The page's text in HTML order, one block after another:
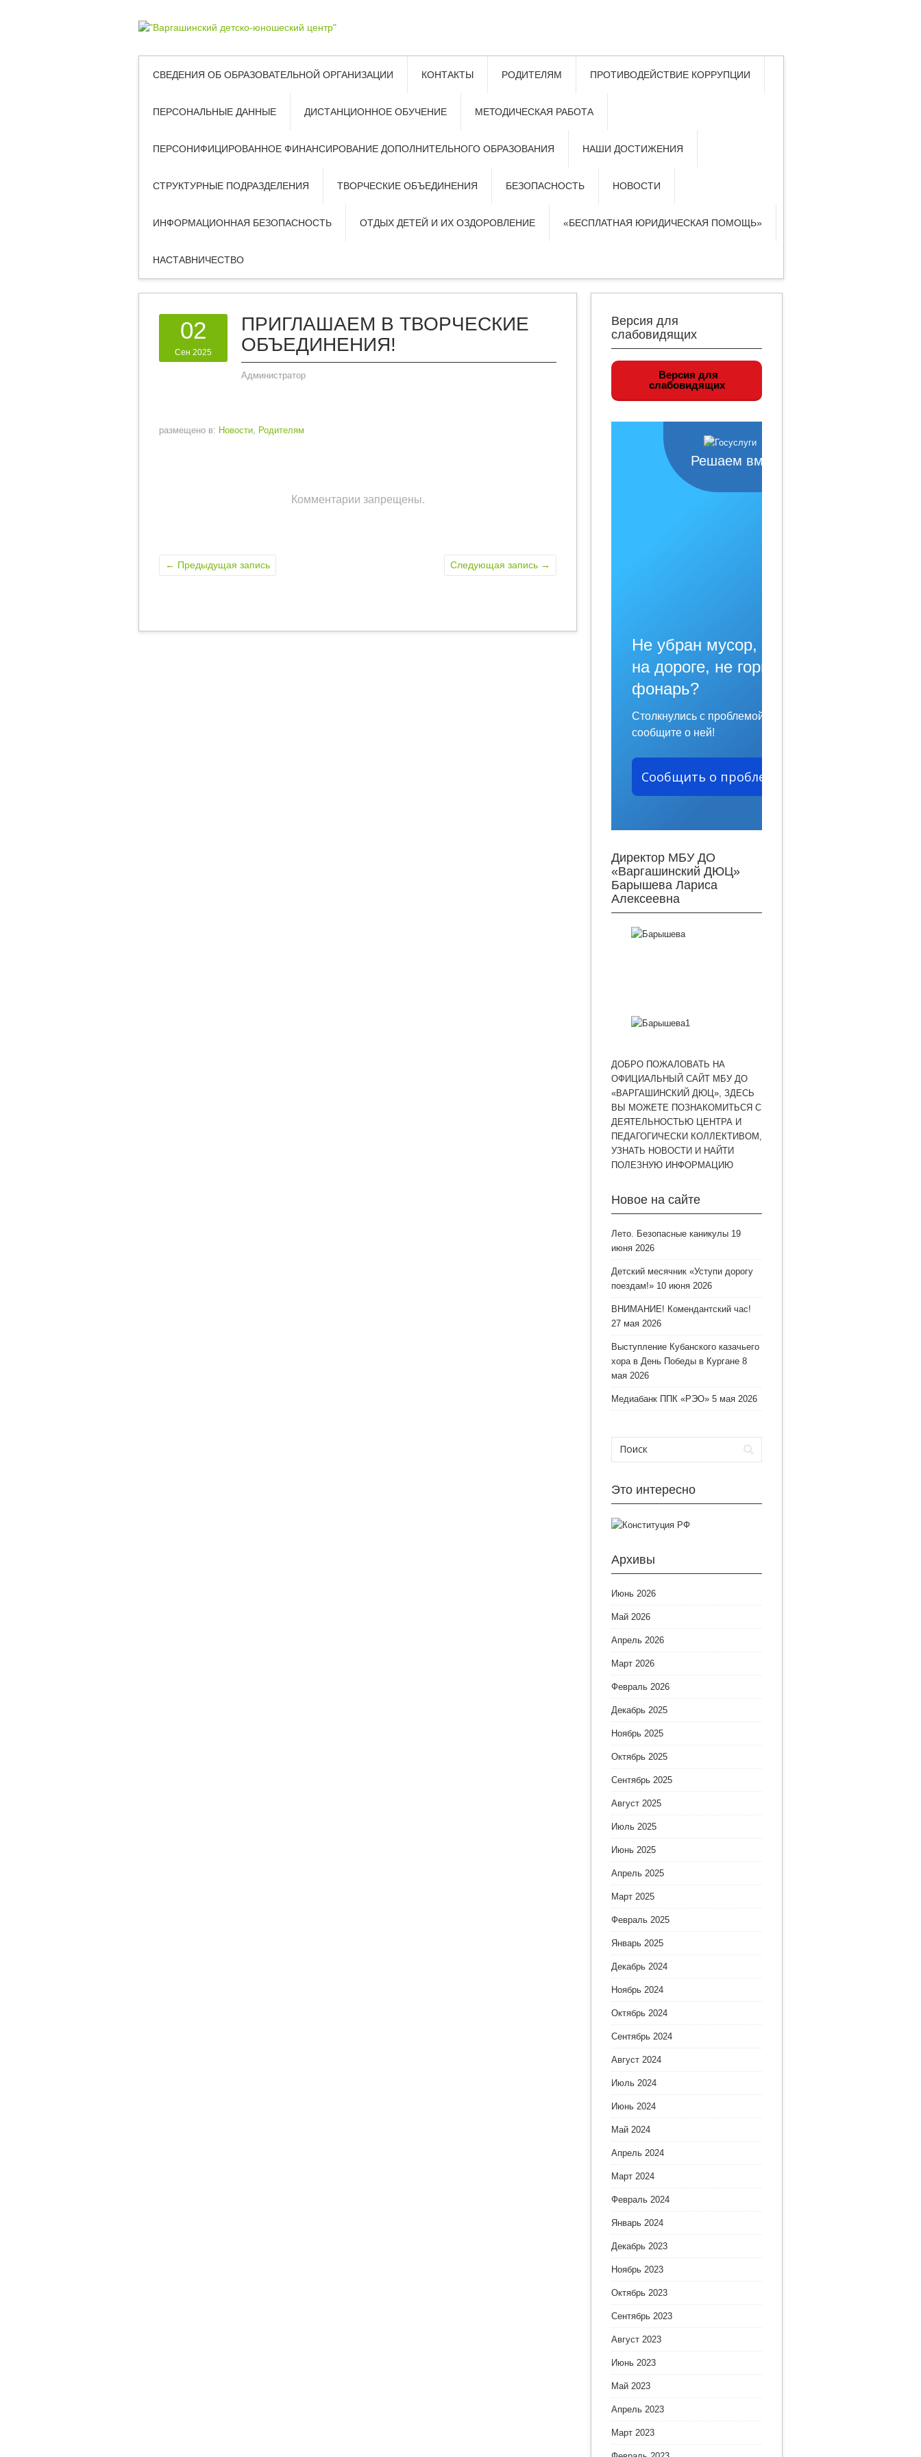
СВЕДЕНИЯ ОБ ОБРАЗОВАТЕЛЬНОЙ ОРГАНИЗАЦИИ КОНТАКТЫ РОДИТЕЛЯМ ПРОТИВОДЕЙСТВИЕ КОРРУПЦИИ
ПЕРСОНАЛЬНЫЕ ДАННЫЕ ДИСТАНЦИОННОЕ ОБУЧЕНИЕ МЕТОДИЧЕСКАЯ РАБОТА
ПЕРСОНИФИЦИРОВАННОЕ ФИНАНСИРОВАНИЕ ДОПОЛНИТЕЛЬНОГО ОБРАЗОВАНИЯ НАШИ ДОСТИЖЕНИЯ
СТРУКТУРНЫЕ ПОДРАЗДЕЛЕНИЯ ТВОРЧЕСКИЕ ОБЪЕДИНЕНИЯ БЕЗОПАСНОСТЬ НОВОСТИ
ИНФОРМАЦИОННАЯ БЕЗОПАСНОСТЬ ОТДЫХ ДЕТЕЙ И ИХ ОЗДОРОВЛЕНИЕ «БЕСПЛАТНАЯ ЮРИДИЧЕСКАЯ ПОМОЩЬ»
НАСТАВНИЧЕСТВО
02
Сен 2025
ПРИГЛАШАЕМ В ТВОРЧЕСКИЕ
ОБЪЕДИНЕНИЯ!
Администратор
размещено в: Новости, Родителям
Комментарии запрещены.
← Предыдущая запись Следующая запись →
Версия для
слабовидящих
Версия для
слабовидящих
Решаем вместе
Не убран мусор, яма
на дороге, не горит
фонарь?
Столкнулись с проблемой —
сообщите о ней!
Сообщить о проблеме
Директор МБУ ДО
«Варгашинский ДЮЦ»
Барышева Лариса
Алексеевна
ДОБРО ПОЖАЛОВАТЬ НА
ОФИЦИАЛЬНЫЙ САЙТ МБУ ДО
«ВАРГАШИНСКИЙ ДЮЦ», ЗДЕСЬ
ВЫ МОЖЕТЕ ПОЗНАКОМИТЬСЯ С
ДЕЯТЕЛЬНОСТЬЮ ЦЕНТРА И
ПЕДАГОГИЧЕСКИ КОЛЛЕКТИВОМ,
УЗНАТЬ НОВОСТИ И НАЙТИ
ПОЛЕЗНУЮ ИНФОРМАЦИЮ
Новое на сайте
Лето. Безопасные каникулы 19
июня 2026
Детский месячник «Уступи дорогу
поездам!» 10 июня 2026
ВНИМАНИЕ! Комендантский час!
27 мая 2026
Выступление Кубанского казачьего
хора в День Победы в Кургане 8
мая 2026
Медиабанк ППК «РЭО» 5 мая 2026
Это интересно
Архивы
Июнь 2026
Май 2026
Апрель 2026
Март 2026
Февраль 2026
Декабрь 2025
Ноябрь 2025
Октябрь 2025
Сентябрь 2025
Август 2025
Июль 2025
Июнь 2025
Апрель 2025
Март 2025
Февраль 2025
Январь 2025
Декабрь 2024
Ноябрь 2024
Октябрь 2024
Сентябрь 2024
Август 2024
Июль 2024
Июнь 2024
Май 2024
Апрель 2024
Март 2024
Февраль 2024
Январь 2024
Декабрь 2023
Ноябрь 2023
Октябрь 2023
Сентябрь 2023
Август 2023
Июнь 2023
Май 2023
Апрель 2023
Март 2023